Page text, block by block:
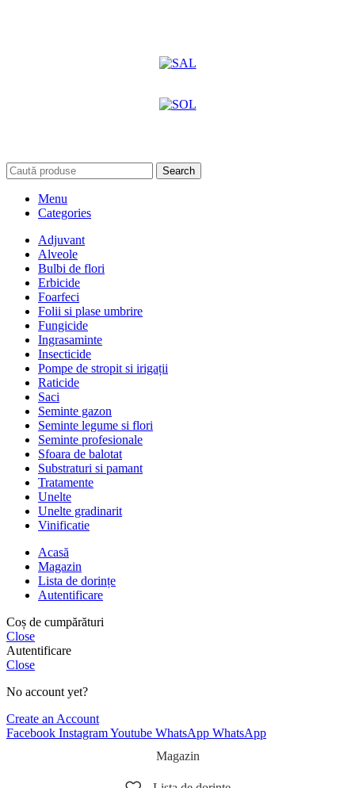
Search
Menu
Categories
Adjuvant
Alveole
Bulbi de flori
Erbicide
Foarfeci
Folii si plase umbrire
Fungicide
Ingrasaminte
Insecticide
Pompe de stropit si irigații
Raticide
Saci
Seminte gazon
Seminte legume si flori
Seminte profesionale
Sfoara de balotat
Substraturi si pamant
Tratamente
Unelte
Unelte gradinarit
Vinificatie
Acasă
Magazin
Lista de dorințe
Autentificare
Coș de cumpărături
Close
Autentificare
Close
No account yet?
Create an Account
Facebook InstagramYoutube WhatsApp WhatsApp
Magazin